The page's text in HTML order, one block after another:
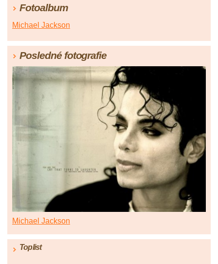
Fotoalbum
Michael Jackson
Posledné fotografie
Michael Jackson
Toplist